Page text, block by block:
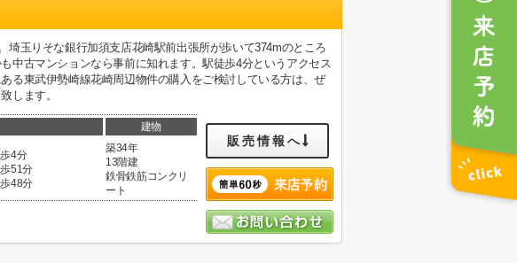
玉りそな銀行加須支店花崎駅前出張所が歩いて374mのところ
中古マンションなら事前に知れます。駅徒歩4分というアクセス
る東武伊勢崎線花崎周辺物件の購入をご検討している方は、ぜ
します。
建物
4分
51分
48分
築34年
13階建
鉄骨鉄筋コンクリ
ート
販売情報へ